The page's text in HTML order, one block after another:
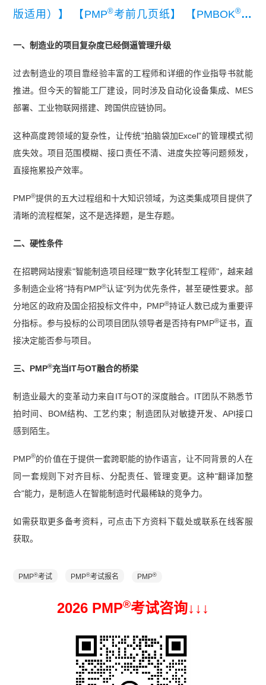
版适用）】
【PMP®考前几页纸】 【PMBOK®指
一、制造业的项目复杂度已经倒逼管理升级
过去制造业的项目靠经验丰富的工程师和详细的作业指导书就能
推进。但今天的智能工厂建设，同时涉及自动化设备集成、MES
部署、工业物联网搭建、跨国供应链协同。
这种高度跨领域的复杂性，让传统"拍脑袋加Excel"的管理模式彻
底失效。项目范围模糊、接口责任不清、进度失控等问题频发，
直接拖累投产效率。
PMP®提供的五大过程组和十大知识领域，为这类集成项目提供了
清晰的流程框架，这不是选择题，是生存题。
二、硬性条件
在招聘网站搜索"智能制造项目经理""数字化转型工程师"，越来越
多制造企业将"持有PMP®认证"列为优先条件，甚至硬性要求。部
分地区的政府及国企招投标文件中，PMP®持证人数已成为重要评
分指标。参与投标的公司项目团队领导者是否持有PMP®证书，直
接决定能否参与项目。
三、PMP®充当IT与OT融合的桥梁
制造业最大的变革动力来自IT与OT的深度融合。IT团队不熟悉节
拍时间、BOM结构、工艺约束；制造团队对敏捷开发、API接口
感到陌生。
PMP®的价值在于提供一套跨职能的协作语言，让不同背景的人在
同一套规则下对齐目标、分配责任、管理变更。这种"翻译加整
合"能力，是制造人在智能制造时代最稀缺的竞争力。
如需获取更多备考资料，可点击下方资料下载处或联系在线客服
获取。
PMP®考试 PMP®考试报名 PMP®
2026 PMP®考试咨询↓ ↓ ↓